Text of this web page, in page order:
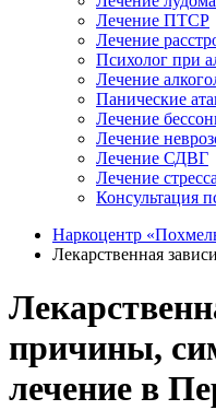
Лечение ПТСР
Лечение
Психолог при
Лечение
Панические
Лечение
Лечение
Лечение СДВГ
Лечение стресса
Консультация
Наркоцентр
Лекарственная
причины,
лечение в